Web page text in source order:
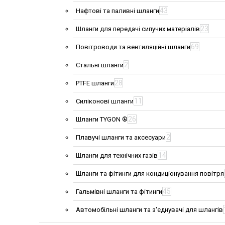
Нафтові та паливні шланги43
Шланги для передачі сипучих матеріалів 23
Повітроводи та вентиляційні шланги 69
Стальні шланги 2
PTFE шланги 28
Силіконові шланги 11
Шланги TYGON ® 26
Плавучі шланги та аксесуари 2
Шланги для технічних газів 14
Шланги та фітинги для кондиціонування повітря
Гальмівні шланги та фітинги45
Автомобільні шланги та з'єднувачі для шлангів